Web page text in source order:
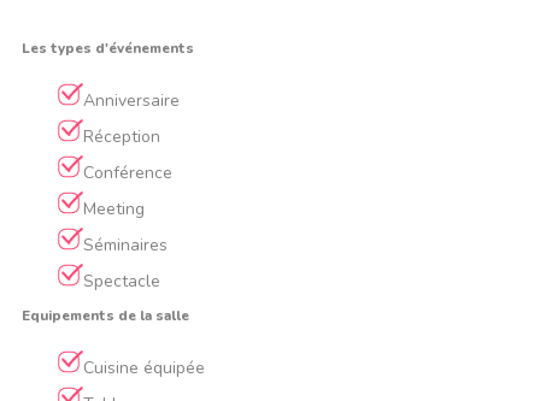
Les types d'événements
Anniversaire
Réception
Conférence
Meeting
Séminaires
Spectacle
Equipements de la salle
Cuisine équipée